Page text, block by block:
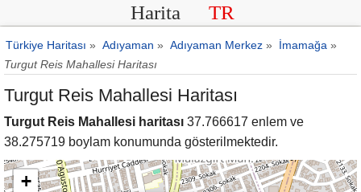
Harita TR
Türkiye Haritası » Adıyaman » Adıyaman Merkez » İmamağa »
Turgut Reis Mahallesi Haritası
Turgut Reis Mahallesi Haritası
Turgut Reis Mahallesi haritası 37.766617 enlem ve
38.275719 boylam konumunda gösterilmektedir.
+